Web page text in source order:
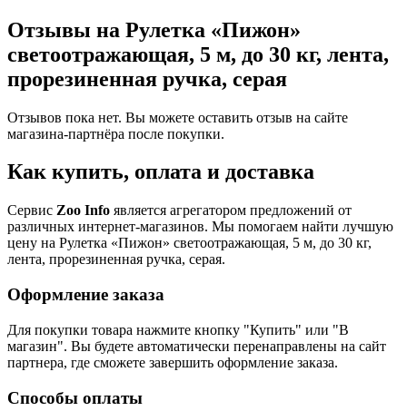
Отзывы на Рулетка «Пижон»
светоотражающая, 5 м, до 30 кг, лента,
прорезиненная ручка, серая
Отзывов пока нет. Вы можете оставить отзыв на сайте
магазина-партнёра после покупки.
Как купить, оплата и доставка
Сервис Zoo Info является агрегатором предложений от
различных интернет-магазинов. Мы помогаем найти лучшую
цену на Рулетка «Пижон» светоотражающая, 5 м, до 30 кг,
лента, прорезиненная ручка, серая.
Оформление заказа
Для покупки товара нажмите кнопку "Купить" или "В
магазин". Вы будете автоматически перенаправлены на сайт
партнера, где сможете завершить оформление заказа.
Способы оплаты